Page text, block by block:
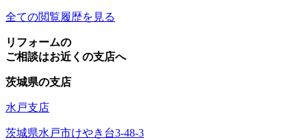
全ての閲覧履歴を見る
リフォームの
ご相談はお近くの支店へ
茨城県の支店
水戸支店
茨城県水戸市けやき台3-48-3